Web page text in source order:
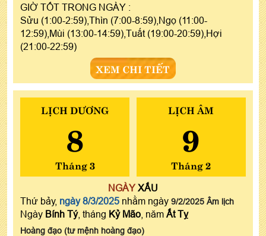
GIỜ TỐT TRONG NGÀY :
Sửu (1:00-2:59),Thìn (7:00-8:59),Ngọ (11:00-
12:59),Mùi (13:00-14:59),Tuất (19:00-20:59),Hợi
(21:00-22:59)
XEM CHI TIẾT
LỊCH DƯƠNG
8
Tháng 3
LỊCH ÂM
9
Tháng 2
NGÀYXẤU
Thứ bảy, ngày 8/3/2025 nhằm ngày 9/2/2025 Âm lịch
Ngày Bính Tý, tháng Kỷ Mão , năm Ất Tỵ
Hoàng đạo (tư mệnh hoàng đạo)